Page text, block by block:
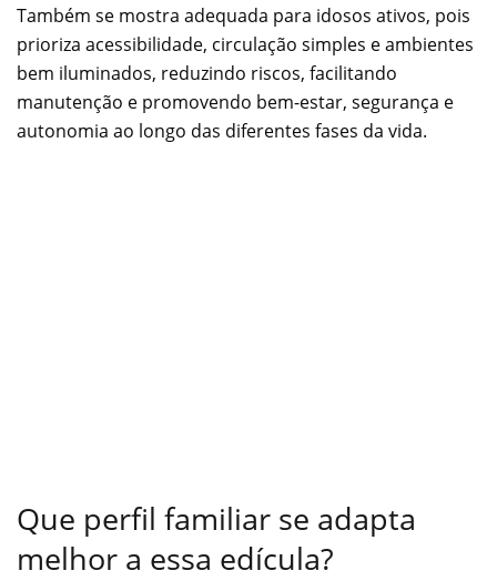
Também se mostra adequada para idosos ativos, pois
prioriza acessibilidade, circulação simples e ambientes
bem iluminados, reduzindo riscos, facilitando
manutenção e promovendo bem-estar, segurança e
autonomia ao longo das diferentes fases da vida.
Que perfil familiar se adapta
melhor a essa edícula?